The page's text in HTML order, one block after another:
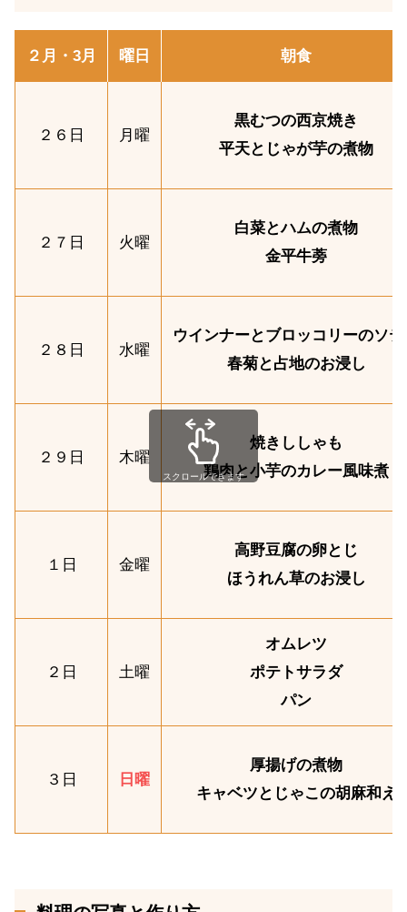
２月・3月 曜日 朝食
２６日 月曜
黒むつの西京焼き
平天とじゃが芋の煮物
２７日 火曜
白菜とハムの煮物
金平牛蒡
２８日 水曜
ウインナーとブロッコリーのソ
春菊と占地のお浸し
２９日 木曜
焼きししゃも
鶏肉と小芋のカレー風味煮
１日 金曜
高野豆腐の卵とじ
ほうれん草のお浸し
２日 土曜
オムレツ
ポテトサラダ
パン
３日 日曜
厚揚げの煮物
キャベツとじゃこの胡麻和え
スクロールできます